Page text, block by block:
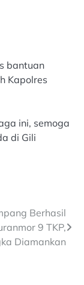
bantuan
Kapolres
ini, semoga
di Gili
Berhasil
9 TKP,
Diamankan